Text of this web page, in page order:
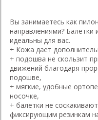
Вы занимаетесь как
направлениями? Балетки
идеальны для вас.
+ Кожа дает
+ подошва не скользит
движений благодаря
подошве,
+ мягкие, удобные
носочке,
+ балетки не
фиксирующим резинкам